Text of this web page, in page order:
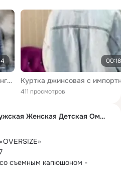
💜🍂🍁 Джинсовая куртка, английский воротник с мехом песца, длина 60см Размер оверсайз до 48-50, съемный мех и подклад. Утеплена синтепоном ! 🔥🔥🔥Цена 19.500 руб.🔥🔥🔥
00:18
411 просмотров
BRANDEIS Одежда Мужская Женская Детская Омск
съемным капюшоном -